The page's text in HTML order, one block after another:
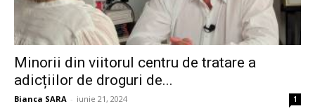
Minorii din viitorul centru de tratare a
adicțiilor de droguri de...
Bianca SARA - iunie 21, 2024 1